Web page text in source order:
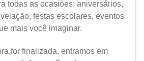
todas as ocasiões: aniversários,
festas escolares, eventos
mais você imaginar.
for finalizada, entramos em